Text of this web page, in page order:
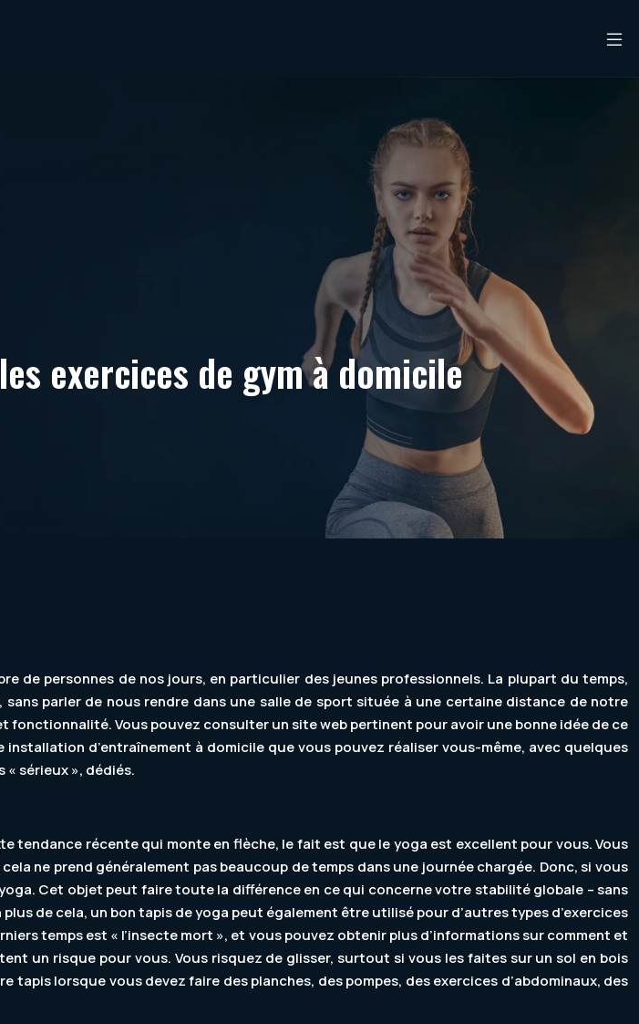
exercices de gym à domicile
de personnes de nos jours, en particulier des jeunes professionnels. La plupart du temps,
parler de nous rendre dans une salle de sport située à une certaine distance de notre
Vous pouvez consulter un site web pertinent pour avoir une bonne idée de ce
d’entraînement à domicile que vous pouvez réaliser vous-même, avec quelques
« sérieux », dédiés.
tendance récente qui monte en flèche, le fait est que le yoga est excellent pour vous. Vous
ne prend généralement pas beaucoup de temps dans une journée chargée. Donc, si vous
Cet objet peut faire toute la différence en ce qui concerne votre stabilité globale – sans
de cela, un bon tapis de yoga peut également être utilisé pour d’autres types d’exercices
temps est « l’insecte mort », et vous pouvez obtenir plus d’informations sur comment et
un risque pour vous. Vous risquez de glisser, surtout si vous les faites sur un sol en bois
lorsque vous devez faire des planches, des pompes, des exercices d’abdominaux, des